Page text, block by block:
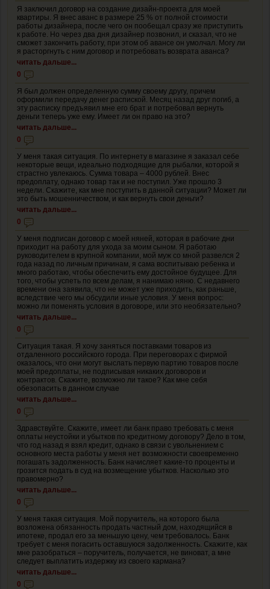
Я заключил договор на создание дизайн-проекта для моей
квартиры. Я внес аванс в размере 25 % от полной стоимости
работы дизайнера, после чего он пообещал сразу же приступить
к работе. Но через два дня дизайнер позвонил, и сказал, что не
сможет закончить работу, при этом об авансе он умолчал. Могу ли
я расторгнуть с ним договор и потребовать возврата аванса?
читать дальше...
0
Я был должен определенную сумму своему другу, причем
оформили передачу денег распиской. Месяц назад друг погиб, а
эту расписку предъявил мне его брат и потребовал вернуть
деньги теперь уже ему. Имеет ли он право на это?
читать дальше...
0
У меня такая ситуация. По интернету в магазине я заказал себе
некоторые вещи, идеально подходящие для рыбалки, которой я
страстно увлекаюсь. Сумма товара – 4000 рублей. Внес
предоплату, однако товар так и не поступил. Уже прошло 3
недели. Скажите, как мне поступить в данной ситуации? Может ли
это быть мошенничеством, и как вернуть свои деньги?
читать дальше...
0
У меня подписан договор с моей няней, которая в рабочие дни
приходит на работу для ухода за моим сыном. Я работаю
руководителем в крупной компании, мой муж со мной развелся 2
года назад по личным причинам, я сама воспитываю ребенка и
много работаю, чтобы обеспечить ему достойное будущее. Для
того, чтобы успеть по всем делам, я нанимаю няню. С недавнего
времени она заявила, что не может уже приходить, как раньше,
вследствие чего мы обсудили иные условия. У меня вопрос:
можно ли поменять условия в договоре, или это необязательно?
читать дальше...
0
Ситуация такая. Я хочу заняться поставками товаров из
отдаленного российского города. При переговорах с фирмой
оказалось, что они могут выслать первую партию товаров после
моей предоплаты, не подписывая никаких договоров и
контрактов. Скажите, возможно ли такое? Как мне себя
обезопасить в данном случае
читать дальше...
0
Здравствуйте. Скажите, имеет ли банк право требовать с меня
оплаты неустойки и убытков по кредитному договору? Дело в том,
что год назад я взял кредит, однако в связи с увольнением с
основного места работы у меня нет возможности своевременно
погашать задолженность. Банк начисляет какие-то проценты и
грозится подать в суд на возмещение убытков. Насколько это
правомерно?
читать дальше...
0
У меня такая ситуация. Мой поручитель, на которого была
возложена обязанность продать частный дом, находящийся в
ипотеке, продал его за меньшую цену, чем требовалось. Банк
требует с меня погасить оставшуюся задолженность. Скажите, как
мне разобраться – поручитель, получается, не виноват, а мне
следует выплатить издержку из своего кармана?
читать дальше...
0